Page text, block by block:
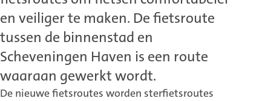
en veiliger te maken. De fietsroute
tussen de binnenstad en
Scheveningen Haven is een route
waaraan gewerkt wordt.
De nieuwe fietsroutes worden sterfietsroutes